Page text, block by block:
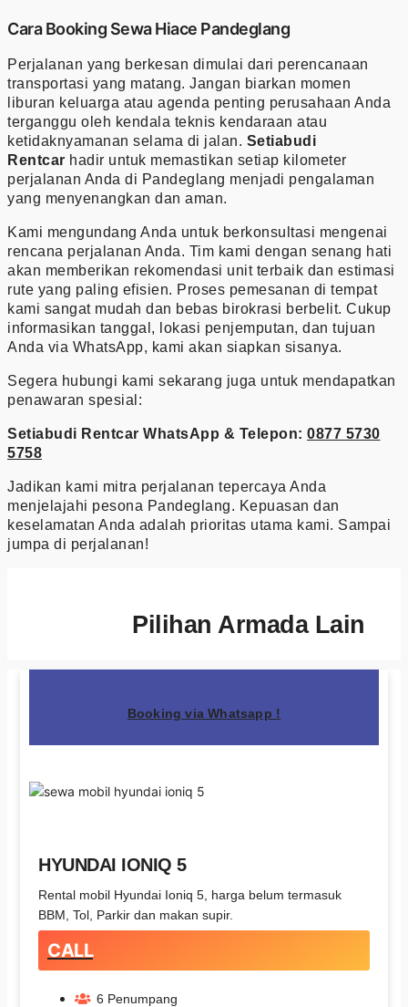
Cara Booking Sewa Hiace Pandeglang
Perjalanan yang berkesan dimulai dari perencanaan
transportasi yang matang. Jangan biarkan momen
liburan keluarga atau agenda penting perusahaan Anda
terganggu oleh kendala teknis kendaraan atau
ketidaknyamanan selama di jalan. Setiabudi
Rentcar hadir untuk memastikan setiap kilometer
perjalanan Anda di Pandeglang menjadi pengalaman
yang menyenangkan dan aman.
Kami mengundang Anda untuk berkonsultasi mengenai
rencana perjalanan Anda. Tim kami dengan senang hati
akan memberikan rekomendasi unit terbaik dan estimasi
rute yang paling efisien. Proses pemesanan di tempat
kami sangat mudah dan bebas birokrasi berbelit. Cukup
informasikan tanggal, lokasi penjemputan, dan tujuan
Anda via WhatsApp, kami akan siapkan sisanya.
Segera hubungi kami sekarang juga untuk mendapatkan
penawaran spesial:
Setiabudi Rentcar WhatsApp & Telepon: 0877 5730
5758
Jadikan kami mitra perjalanan tepercaya Anda
menjelajahi pesona Pandeglang. Kepuasan dan
keselamatan Anda adalah prioritas utama kami. Sampai
jumpa di perjalanan!
Pilihan Armada Lain
Booking via Whatsapp !
HYUNDAI IONIQ 5
Rental mobil Hyundai Ioniq 5, harga belum termasuk
BBM, Tol, Parkir dan makan supir.
CALL
6 Penumpang